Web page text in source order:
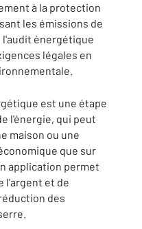
à la protection
les émissions de
l'audit énergétique
légales en
est une étape
l'énergie, qui peut
maison ou une
que sur
application permet
l'argent et de
des